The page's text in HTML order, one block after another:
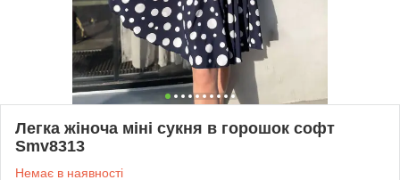
Легка жіноча міні сукня в горошок софт
Smv8313
Немає в наявності